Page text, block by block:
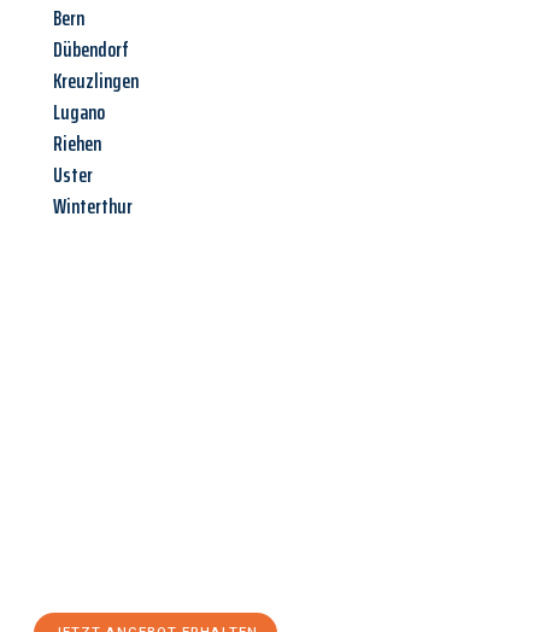
Bern
Dübendorf
Kreuzlingen
Lugano
Riehen
Uster
Winterthur